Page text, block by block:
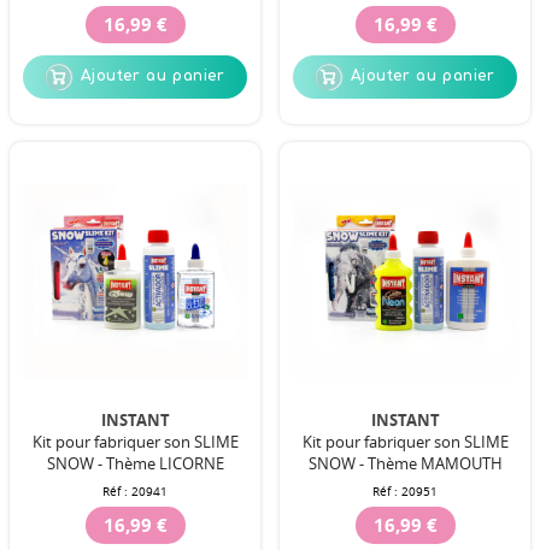
16,99 €
Ajouter au panier
16,99 €
Ajouter au panier
INSTANT
Kit pour fabriquer son SLIME
SNOW - Thème LICORNE
Réf : 20941
16,99 €
INSTANT
Kit pour fabriquer son SLIME
SNOW - Thème MAMOUTH
Réf : 20951
16,99 €